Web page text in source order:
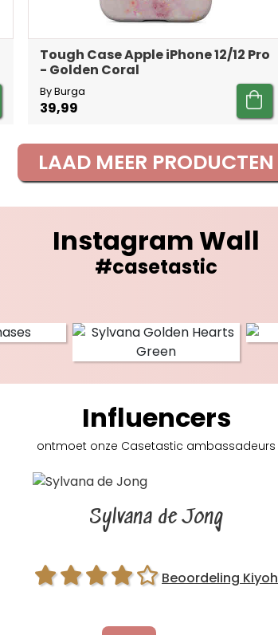
Tough Case Apple iPhone 12/12 Pro
- Golden Coral
By Burga
39,99
LAAD MEER PRODUCTEN
Instagram Wall
#casetastic
Influencers
ontmoet onze Casetastic ambassadeurs
Sylvana de Jong
Beoordeling Kiyoh